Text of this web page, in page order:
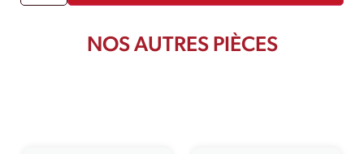
NOS AUTRES PIÈCES